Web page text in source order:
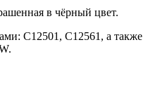
в чёрный цвет.
С12501, С12561, а также